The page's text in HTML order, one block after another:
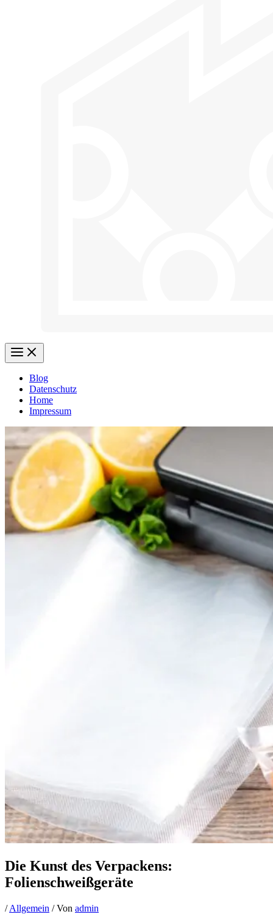
Blog
Datenschutz
Home
Impressum
Die Kunst des Verpackens:
Folienschweißgeräte
/Allgemein / Von admin